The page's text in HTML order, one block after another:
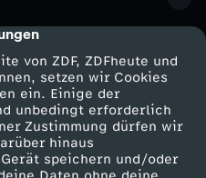
von ZDF, ZDFheute und
setzen wir Cookies
ein. Einige der
unbedingt erforderlich
Zustimmung dürfen wir
hinaus
speichern und/oder
Service
ZDFmitreden